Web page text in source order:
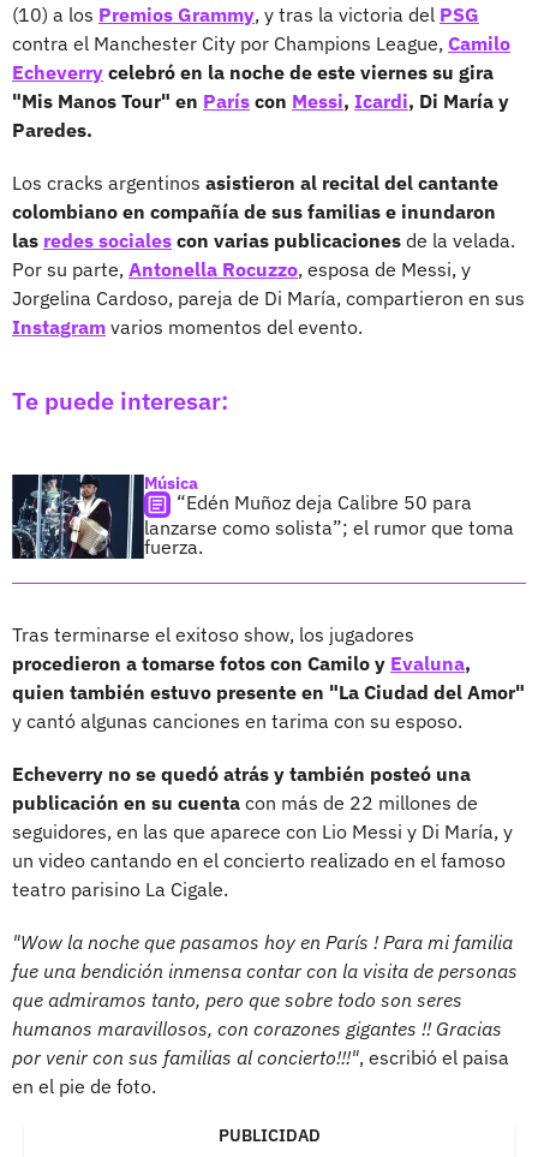
(10) a los Premios Grammy, y tras la victoria del PSG
contra el Manchester City por Champions League, Camilo
Echeverry celebró en la noche de este viernes su gira
"Mis Manos Tour" en París con Messi, Icardi, Di María y
Paredes.
Los cracks argentinos asistieron al recital del cantante
colombiano en compañía de sus familias e inundaron
las redes sociales con varias publicaciones de la velada.
Por su parte, Antonella Rocuzzo, esposa de Messi, y
Jorgelina Cardoso, pareja de Di María, compartieron en sus
Instagram varios momentos del evento.
Te puede interesar:
Música
“Edén Muñoz deja Calibre 50 para
lanzarse como solista”; el rumor que toma
fuerza.
Tras terminarse el exitoso show, los jugadores
procedieron a tomarse fotos con Camilo y Evaluna,
quien también estuvo presente en "La Ciudad del Amor"
y cantó algunas canciones en tarima con su esposo.
Echeverry no se quedó atrás y también posteó una
publicación en su cuenta con más de 22 millones de
seguidores, en las que aparece con Lio Messi y Di María, y
un video cantando en el concierto realizado en el famoso
teatro parisino La Cigale.
"Wow la noche que pasamos hoy en París ! Para mi familia
fue una bendición inmensa contar con la visita de personas
que admiramos tanto, pero que sobre todo son seres
humanos maravillosos, con corazones gigantes !! Gracias
por venir con sus familias al concierto!!!", escribió el paisa
en el pie de foto.
PUBLICIDAD